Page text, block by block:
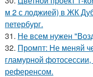
м 2 с лоджией) в ЖК
петербург.
31. Не всем нужен
32. Промпт: Не меняй
гламурной
референсом.